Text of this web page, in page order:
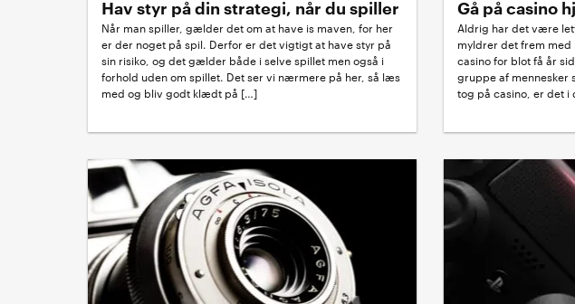
Hav styr på din strategi, når du spiller
Når man spiller, gælder det om at have is maven, for her
er der noget på spil. Derfor er det vigtigt at have styr på
sin risiko, og det gælder både i selve spillet men også i
forhold uden om spillet. Det ser vi nærmere på her, så læs
med og bliv godt klædt på […]
Gå på casino
Aldrig har det være
myldrer det frem med
casino for blot få år
gruppe af mennesker
tog på casino, er det i